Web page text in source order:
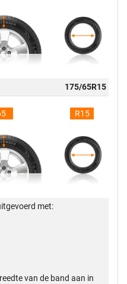
175/65R15
R15
met:
van de band aan in